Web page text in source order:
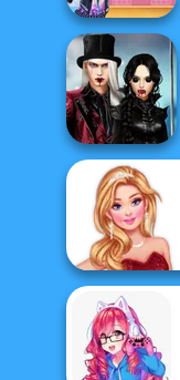
The Princess
Sent To The
Futur...
Twilight
Enchantment
Vampire R...